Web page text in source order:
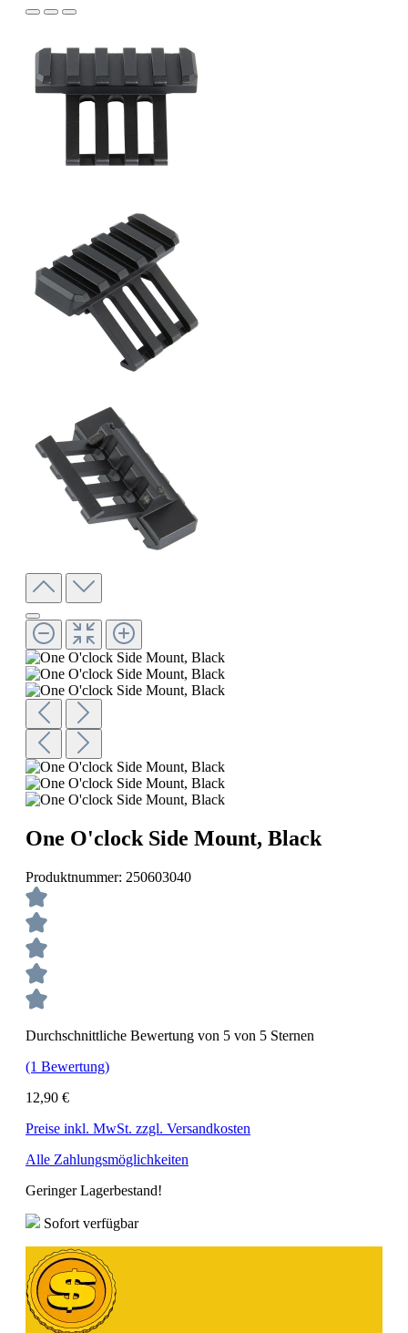
One O'clock Side Mount, Black
Produktnummer: 250603040
Durchschnittliche Bewertung von 5 von 5 Sternen
(1 Bewertung)
12,90 €
Preise inkl. MwSt. zzgl. Versandkosten
Alle Zahlungsmöglichkeiten
Geringer Lagerbestand!
Sofort verfügbar